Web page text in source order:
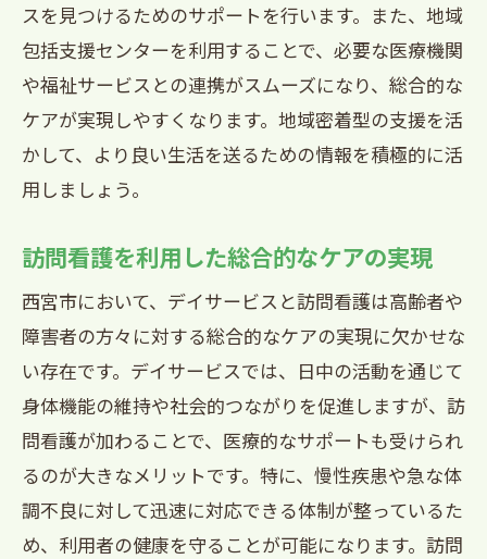
スを見つけるためのサポートを行います。また、地域
包括支援センターを利用することで、必要な医療機関
や福祉サービスとの連携がスムーズになり、総合的な
ケアが実現しやすくなります。地域密着型の支援を活
かして、より良い生活を送るための情報を積極的に活
用しましょう。
訪問看護を利用した総合的なケアの実現
西宮市において、デイサービスと訪問看護は高齢者や
障害者の方々に対する総合的なケアの実現に欠かせな
い存在です。デイサービスでは、日中の活動を通じて
身体機能の維持や社会的つながりを促進しますが、訪
問看護が加わることで、医療的なサポートも受けられ
るのが大きなメリットです。特に、慢性疾患や急な体
調不良に対して迅速に対応できる体制が整っているた
め、利用者の健康を守ることが可能になります。訪問